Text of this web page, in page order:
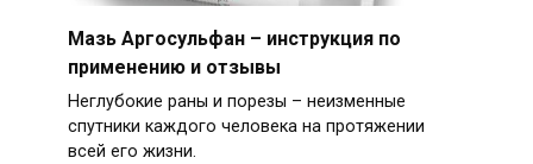
Мазь Аргосульфан – инструкция по
применению и отзывы
Неглубокие раны и порезы – неизменные
спутники каждого человека на протяжении
всей его жизни.